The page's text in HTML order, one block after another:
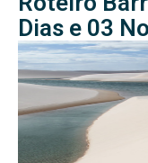
Dias e 03